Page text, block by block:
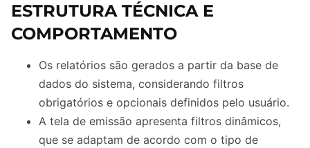
ESTRUTURA TÉCNICA E
COMPORTAMENTO
Os relatórios são gerados a partir da base de
dados do sistema, considerando filtros
obrigatórios e opcionais definidos pelo usuário.
A tela de emissão apresenta filtros dinâmicos,
que se adaptam de acordo com o tipo de